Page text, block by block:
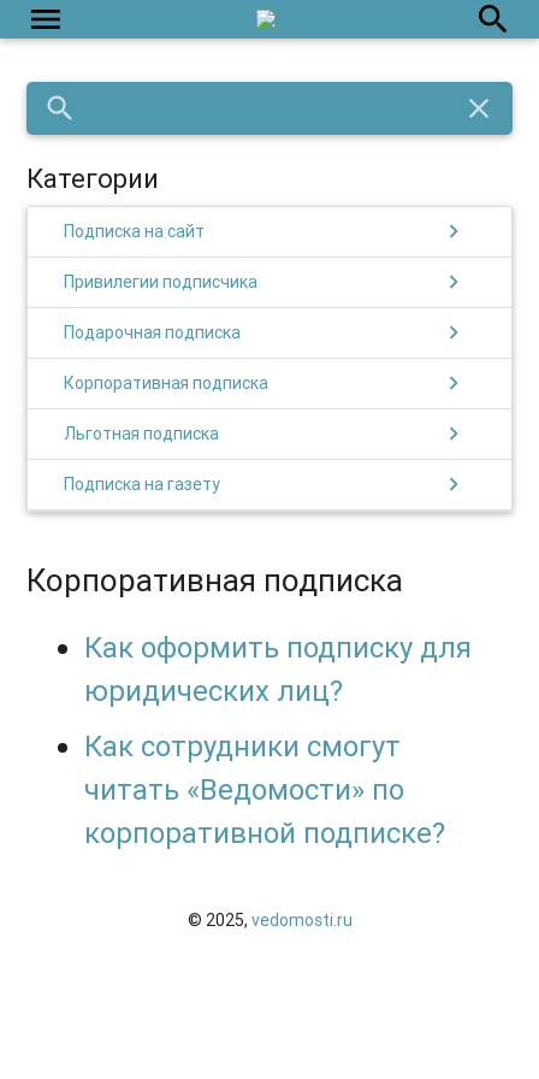
menu search
search close
Категории
Подписка на сайт chevron_right
Привилегии подписчика chevron_right
Подарочная подписка chevron_right
Корпоративная подписка chevron_right
Льготная подписка chevron_right
Подписка на газету chevron_right
Корпоративная подписка
Как оформить подписку для
юридических лиц?
Как сотрудники смогут
читать «Ведомости» по
корпоративной подписке?
© 2025, vedomosti.ru